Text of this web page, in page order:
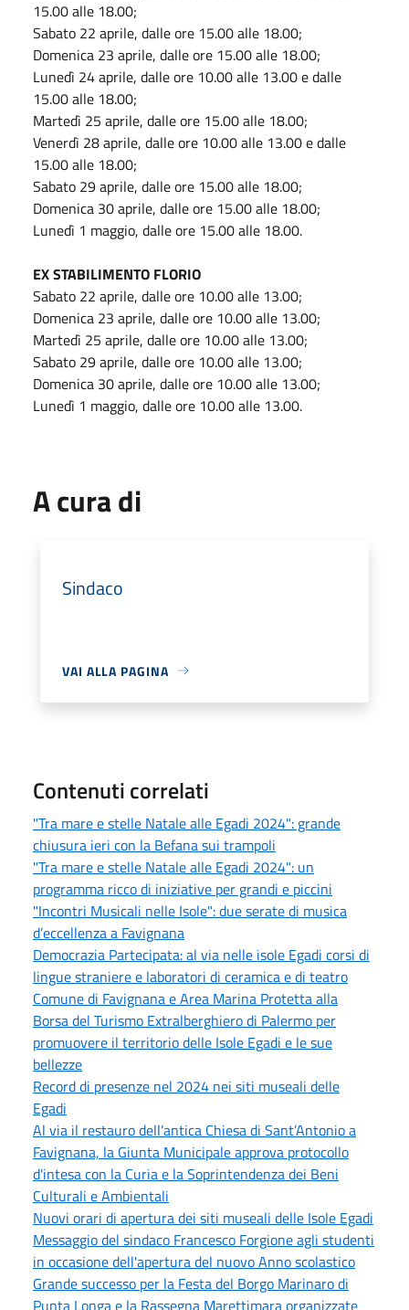
15.00 alle 18.00;
Sabato 22 aprile, dalle ore 15.00 alle 18.00;
Domenica 23 aprile, dalle ore 15.00 alle 18.00;
Lunedì 24 aprile, dalle ore 10.00 alle 13.00 e dalle
15.00 alle 18.00;
Martedì 25 aprile, dalle ore 15.00 alle 18.00;
Venerdì 28 aprile, dalle ore 10.00 alle 13.00 e dalle
15.00 alle 18.00;
Sabato 29 aprile, dalle ore 15.00 alle 18.00;
Domenica 30 aprile, dalle ore 15.00 alle 18.00;
Lunedì 1 maggio, dalle ore 15.00 alle 18.00.
EX STABILIMENTO FLORIO
Sabato 22 aprile, dalle ore 10.00 alle 13.00;
Domenica 23 aprile, dalle ore 10.00 alle 13.00;
Martedì 25 aprile, dalle ore 10.00 alle 13.00;
Sabato 29 aprile, dalle ore 10.00 alle 13.00;
Domenica 30 aprile, dalle ore 10.00 alle 13.00;
Lunedì 1 maggio, dalle ore 10.00 alle 13.00.
A cura di
Sindaco
VAI ALLA PAGINA
Contenuti correlati
"Tra mare e stelle Natale alle Egadi 2024": grande
chiusura ieri con la Befana sui trampoli
"Tra mare e stelle Natale alle Egadi 2024": un
programma ricco di iniziative per grandi e piccini
"Incontri Musicali nelle Isole": due serate di musica
d’eccellenza a Favignana
Democrazia Partecipata: al via nelle isole Egadi corsi di
lingue straniere e laboratori di ceramica e di teatro
Comune di Favignana e Area Marina Protetta alla
Borsa del Turismo Extralberghiero di Palermo per
promuovere il territorio delle Isole Egadi e le sue
bellezze
Record di presenze nel 2024 nei siti museali delle
Egadi
Al via il restauro dell’antica Chiesa di Sant’Antonio a
Favignana, la Giunta Municipale approva protocollo
d'intesa con la Curia e la Soprintendenza dei Beni
Culturali e Ambientali
Nuovi orari di apertura dei siti museali delle Isole Egadi
Messaggio del sindaco Francesco Forgione agli studenti
in occasione dell'apertura del nuovo Anno scolastico
Grande successo per la Festa del Borgo Marinaro di
Punta Longa e la Rassegna Marettimara organizzate